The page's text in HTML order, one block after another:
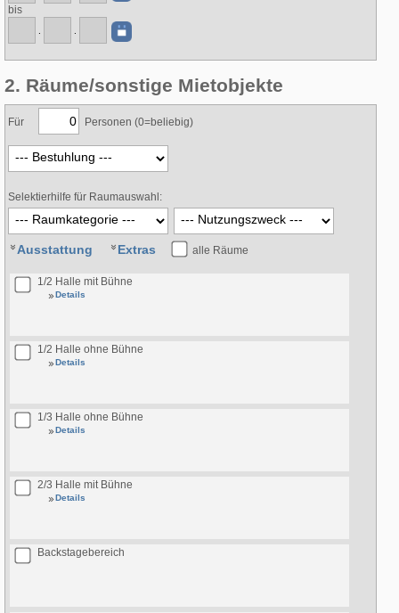
bis
2. Räume/sonstige Mietobjekte
Für Personen (0=beliebig)
Selektierhilfe für Raumauswahl:
Ausstattung Extras alle Räume
1/2 Halle mit Bühne
Details
1/2 Halle ohne Bühne
Details
1/3 Halle ohne Bühne
Details
2/3 Halle mit Bühne
Details
Backstagebereich